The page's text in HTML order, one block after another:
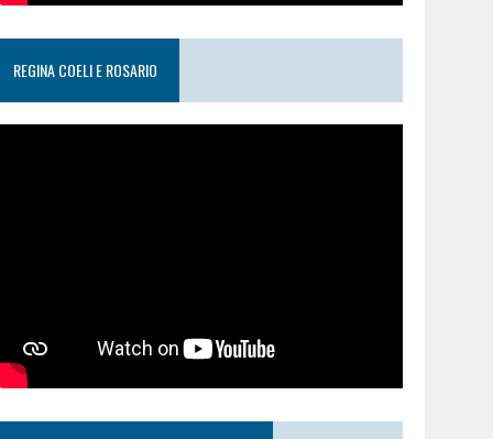
REGINA COELI E ROSARIO